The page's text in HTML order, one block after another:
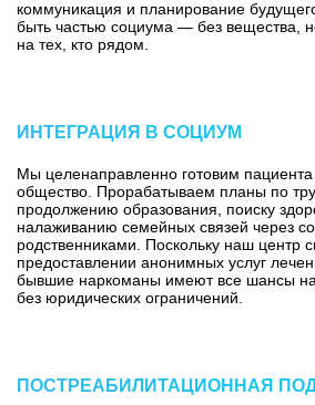
коммуникация и планирование
быть частью социума — без вещества,
на тех, кто рядом.
ИНТЕГРАЦИЯ В СОЦИУМ
Мы целенаправленно готовим
общество. Прорабатываем планы по
продолжению образования, поиску
налаживанию семейных связей через
родственниками. Поскольку наш центр
предоставлении анонимных услуг
бывшие наркоманы имеют все шансы
без юридических ограничений.
ПОСТРЕАБИЛИТАЦИОННАЯ